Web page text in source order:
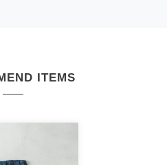
ITEMS